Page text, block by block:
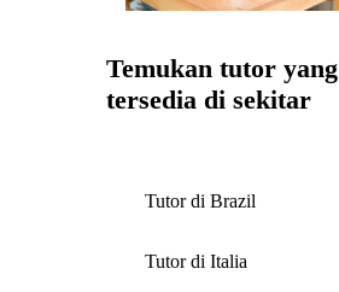
Temukan tutor yang
tersedia di sekitar
Tutor di Brazil
Tutor di Italia